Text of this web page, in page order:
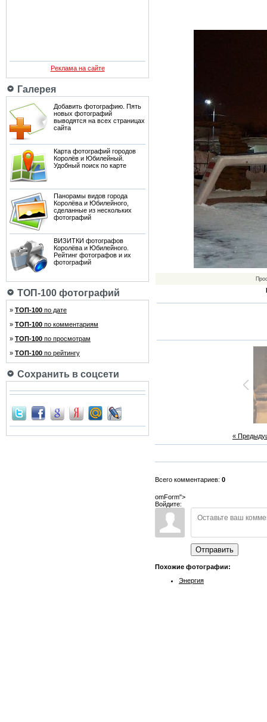
Реклама на сайте
Галерея
Добавить фотографию. Пять
новых фотографий
выводятся на всех страницах
сайта
Карта фотографий городов
Королёв и Юбилейный.
Удобный поиск по карте
Панорамы видов города
Королёва и Юбилейного,
сделанные из нескольких
фотографий
ВИЗИТКИ фотографов
Королёва и Юбилейного.
Рейтинг фотографов и их
фотографий
ТОП-100 фотографий
» ТОП-100 по дате
» ТОП-100 по комментариям
» ТОП-100 по просмотрам
» ТОП-100 по рейтингу
Сохранить в соцсети
«
Всего комментариев: 0
omForm">
Войдите:
Отправить
Похожие фотографии:
Энергия